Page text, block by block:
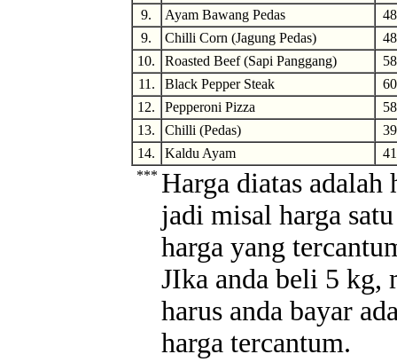
9.
Ayam Bawang Pedas
9.
Chilli Corn (Jagung Pedas)
10.
Roasted Beef (Sapi Panggang)
11.
Black Pepper Steak
12.
Pepperoni Pizza
13.
Chilli (Pedas)
14.
Kaldu Ayam
*** Harga diatas adalah
jadi misal harga
harga yang
JIka anda beli 5 kg,
harus anda bayar
harga tercantum.